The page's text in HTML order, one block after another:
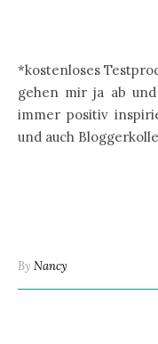
*kostenloses Testprodukt – Werbung enthalten* * Ideen
gehen mir ja ab
immer positiv
und auch
By Nancy